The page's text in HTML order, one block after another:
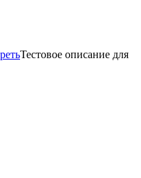
Тестовое описание для